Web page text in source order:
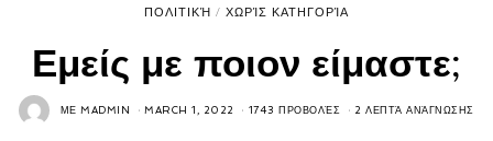
ΠΟΛΙΤΙΚΉ / ΧΩΡΊΣ ΚΑΤΗΓΟΡΊΑ
Εμείς με ποιον είμαστε;
ΜΕMADMIN MARCH 1, 2022 1743 ΠΡΟΒΟΛΈΣ 2 ΛΕΠΤΆ ΑΝΆΓΝΩΣΗΣ